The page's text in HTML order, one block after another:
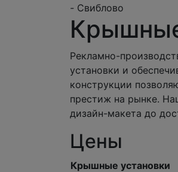
- Свиблово
Рекламно-
установки и
конструкции
престиж на рынке.
дизайн-макета до
Цены
Крышные установки